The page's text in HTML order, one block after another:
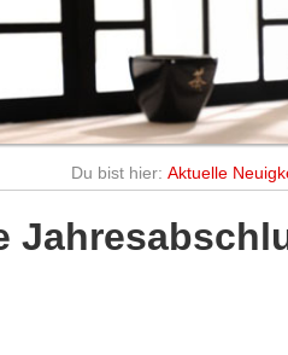
Du bist hier: Aktuelle